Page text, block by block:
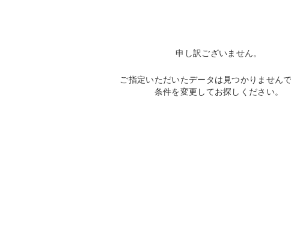
申し訳ございません。
ご指定いただいたデータは見つかりませんで
条件を変更してお探しください。